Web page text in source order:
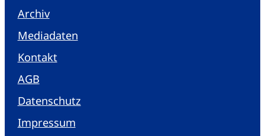
Archiv
Mediadaten
Kontakt
AGB
Datenschutz
Impressum